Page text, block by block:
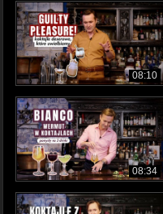
08:10
08:34